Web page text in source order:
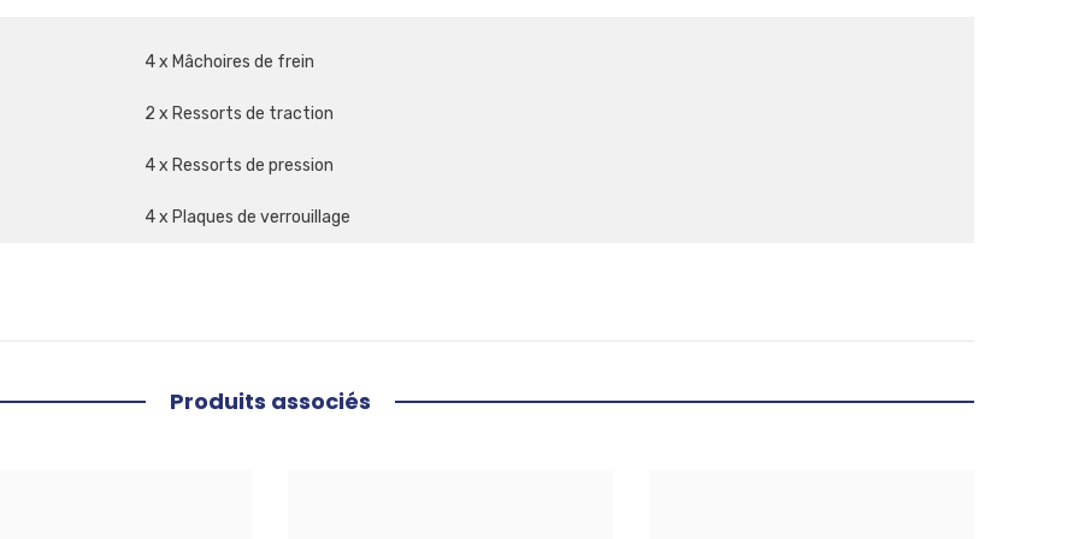
4 x Mâchoires de frein
2 x Ressorts de traction
4 x Ressorts de pression
4 x Plaques de verrouillage
Produits associés